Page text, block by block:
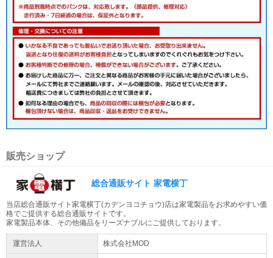
販売ショップ
総合通販サイト 家電横丁
当店総合通販サイト家電横丁(カデンヨコチョウ)店は家電製品をお求めやすい価
格でご提供する総合通販サイトです。
家電製品本体、その他備品をリーズナブルにご提供しております。
運営法人 株式会社MOD